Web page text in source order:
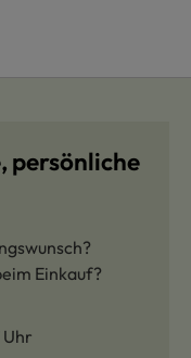
persönliche
Einkauf?
Uhr